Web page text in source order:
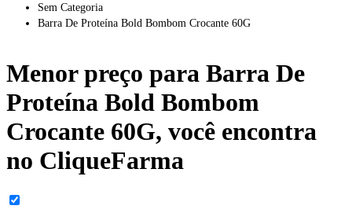
Sem Categoria
Barra De Proteína Bold Bombom Crocante 60G
Menor preço para Barra De
Proteína Bold Bombom
Crocante 60G, você encontra
no CliqueFarma